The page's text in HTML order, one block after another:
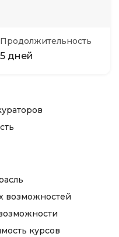
Продолжительность
5 дней
возможностей
курсов